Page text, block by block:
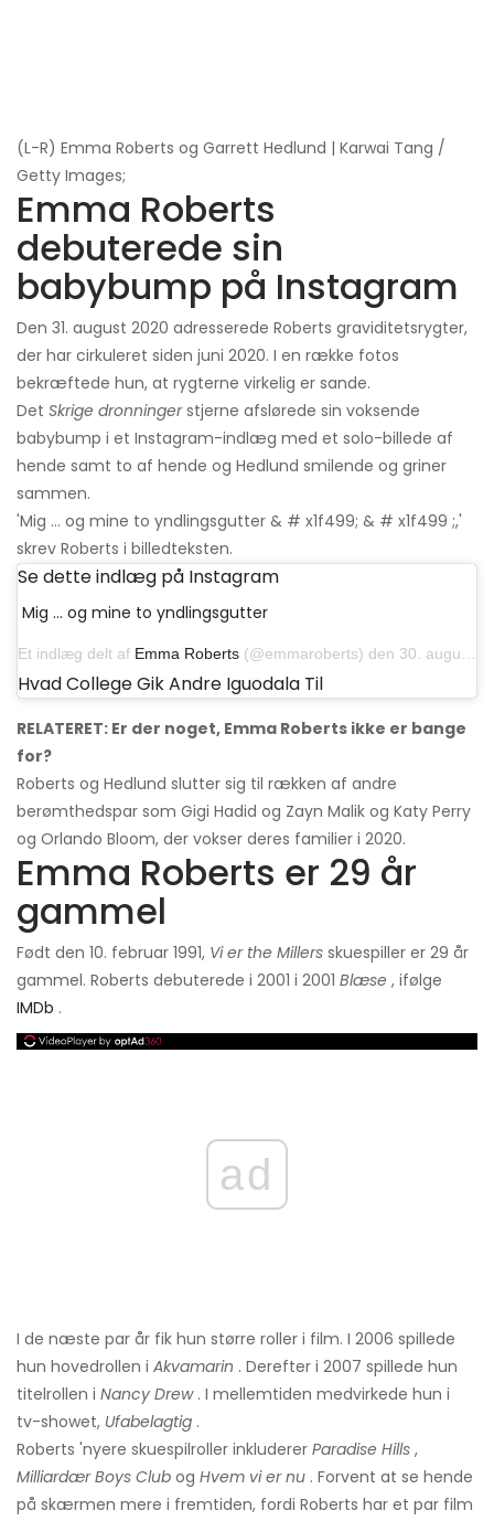
(L-R) Emma Roberts og Garrett Hedlund | Karwai Tang /
Getty Images;
Emma Roberts
debuterede sin
babybump på Instagram
Den 31. august 2020 adresserede Roberts graviditetsrygter,
der har cirkuleret siden juni 2020. I en række fotos
bekræftede hun, at rygterne virkelig er sande.
Det Skrige dronningerstjerne afslørede sin voksende
babybump i et Instagram-indlæg med et solo-billede af
hende samt to af hende og Hedlund smilende og griner
sammen.
'Mig ... og mine to yndlingsgutter & # x1f499; & # x1f499 ;,'
skrev Roberts i billedteksten.
Se dette indlæg på Instagram
Mig ... og mine to yndlingsgutter
Et indlæg delt af Emma Roberts (@emmaroberts) den 30. august 2020 kl.20.44 PDT
Hvad College Gik Andre Iguodala Til
RELATERET: Er der noget, Emma Roberts ikke er bange
for?
Roberts og Hedlund slutter sig til rækken af ​​andre
berømthedspar som Gigi Hadid og Zayn Malik og Katy Perry
og Orlando Bloom, der vokser deres familier i 2020.
Emma Roberts er 29 år
gammel
Født den 10. februar 1991, Vi er the Millers skuespiller er 29 år
gammel. Roberts debuterede i 2001 i 2001 Blæse , ifølge
IMDb .
ad
I de næste par år fik hun større roller i film. I 2006 spillede
hun hovedrollen i Akvamarin . Derefter i 2007 spillede hun
titelrollen i Nancy Drew. I mellemtiden medvirkede hun i
tv-showet, Ufabelagtig .
Roberts 'nyere skuespilroller inkluderer Paradise Hills ,
Milliardær Boys Club og Hvem vi er nu . Forvent at se hende
på skærmen mere i fremtiden, fordi Roberts har et par film